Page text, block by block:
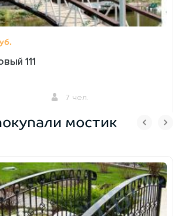
111
7 чел.
ОФОРМИТЬ ЗАКАЗмостик